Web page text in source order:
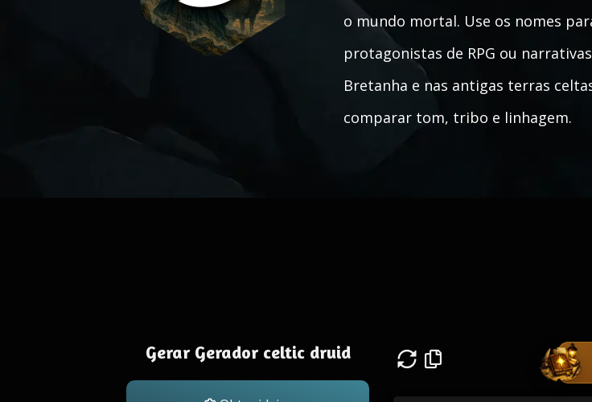
o mundo mortal. Use os nomes
protagonistas de RPG ou
Bretanha e nas antigas terras
comparar tom, tribo e linhagem.
Gerar Gerador celtic druid